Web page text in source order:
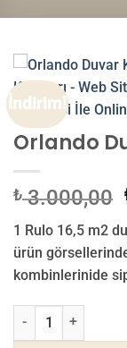
İndirim!
Orlando
₺3.000,00
1 Rulo 16,5 m2
ürün
kombinlerinide
Orlando Duvar